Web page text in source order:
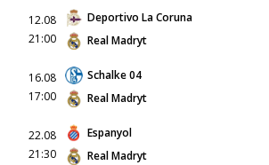
12.08
21:00
Deportivo La Coruna
Real Madryt
16.08
17:00
Schalke 04
Real Madryt
22.08
21:30
Espanyol
Real Madryt